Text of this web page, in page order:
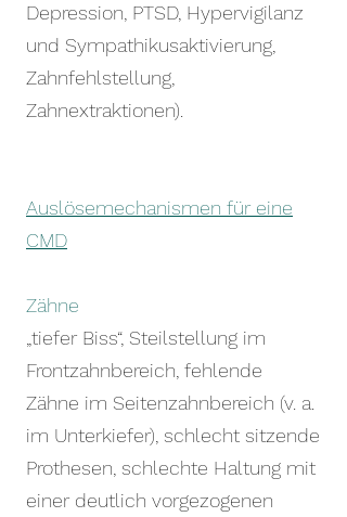
Depression, PTSD, Hypervigilanz
und Sympathikusaktivierung,
Zahnfehlstellung,
Zahnextraktionen).
Auslösemechanismen für eine
CMD
Zähne
„tiefer Biss“, Steilstellung im
Frontzahnbereich, fehlende
Zähne im Seitenzahnbereich (v. a.
im Unterkiefer), schlecht sitzende
Prothesen, schlechte Haltung mit
einer deutlich vorgezogenen